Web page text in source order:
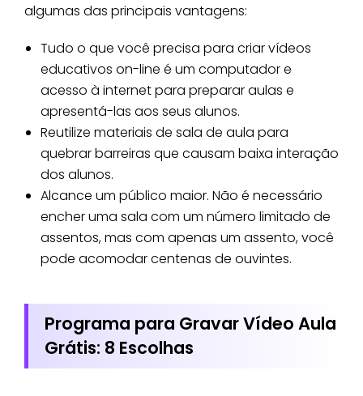
algumas das principais vantagens:
Tudo o que você precisa para criar vídeos
educativos on-line é um computador e
acesso à internet para preparar aulas e
apresentá-las aos seus alunos.
Reutilize materiais de sala de aula para
quebrar barreiras que causam baixa interação
dos alunos.
Alcance um público maior. Não é necessário
encher uma sala com um número limitado de
assentos, mas com apenas um assento, você
pode acomodar centenas de ouvintes.
Programa para Gravar Vídeo Aula
Grátis: 8 Escolhas